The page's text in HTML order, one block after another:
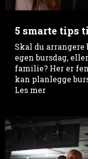
5 smarte tips
Skal du arrangere
egen bursdag,
familie? Her er
kan planlegge
Les mer